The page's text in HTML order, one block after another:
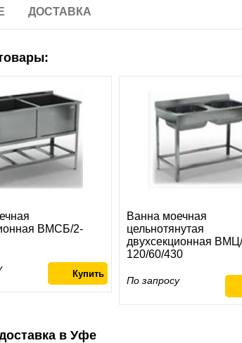
ДОСТАВКА
ВМСБ/2-
Ванна моечная
цельнотянутая
двухсекционная
120/60/430
По запросу
в Уфе